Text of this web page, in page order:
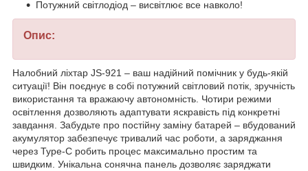
Потужний світлодіод – висвітлює все навколо!
Опис:
Налобний ліхтар JS-921 – ваш надійний помічник у будь-якій
ситуації! Він поєднує в собі потужний світловий потік, зручність
використання та вражаючу автономність. Чотири режими
освітлення дозволяють адаптувати яскравість під конкретні
завдання. Забудьте про постійну заміну батарей – вбудований
акумулятор забезпечує тривалий час роботи, а заряджання
через Type-C робить процес максимально простим та
швидким. Унікальна сонячна панель дозволяє заряджати